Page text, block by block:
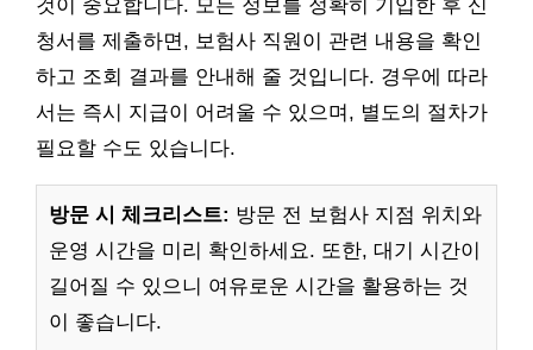
것이 중요합니다. 모든 정보를 정확히 기입한 후 신
청서를 제출하면, 보험사 직원이 관련 내용을 확인
하고 조회 결과를 안내해 줄 것입니다. 경우에 따라
서는 즉시 지급이 어려울 수 있으며, 별도의 절차가
필요할 수도 있습니다.
방문 시 체크리스트: 방문 전 보험사 지점 위치와
운영 시간을 미리 확인하세요. 또한, 대기 시간이
길어질 수 있으니 여유로운 시간을 활용하는 것
이 좋습니다.